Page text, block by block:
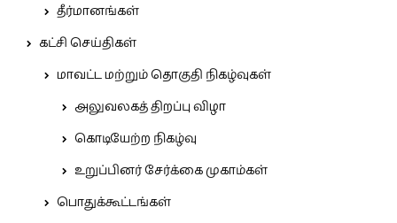
தீர்மானங்கள்
கட்சி செய்திகள்
மாவட்ட மற்றும் தொகுதி நிகழ்வுகள்
அலுவலகத் திறப்பு விழா
கொடியேற்ற நிகழ்வு
உறுப்பினர் சேர்க்கை முகாம்கள்
பொதுக்கூட்டங்கள்